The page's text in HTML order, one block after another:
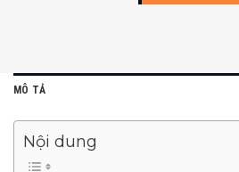
MÔ TẢ
Nội dung